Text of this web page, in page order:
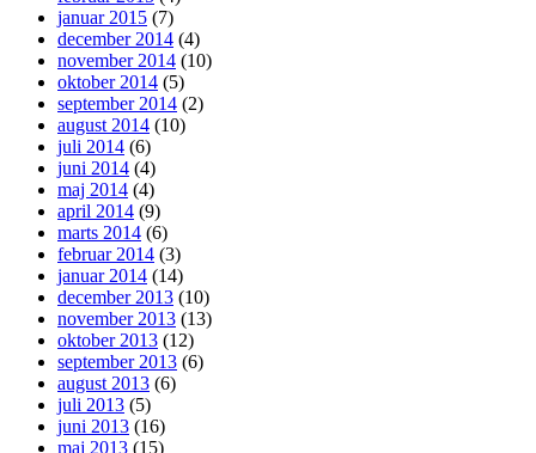
januar 2015 (7)
december 2014 (4)
november 2014 (10)
oktober 2014 (5)
september 2014 (2)
august 2014 (10)
juli 2014 (6)
juni 2014 (4)
maj 2014 (4)
april 2014 (9)
marts 2014 (6)
februar 2014 (3)
januar 2014 (14)
december 2013 (10)
november 2013 (13)
oktober 2013 (12)
september 2013 (6)
august 2013 (6)
juli 2013 (5)
juni 2013 (16)
maj 2013 (15)